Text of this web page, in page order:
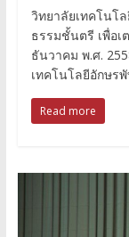
วิทยาลัยเทคโนโ
ธรรมชั้นตรี เพื่อ
ธันวาคม พ.ศ.
เทคโนโลยีอักษร
Read more